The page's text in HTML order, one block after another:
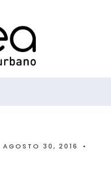
AGOSTO 30, 2016
•